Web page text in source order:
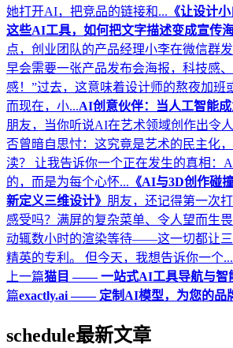
她打开AI，把竞品的链接和... 《让设计
这些AI工具，如何把文字描述变成宣传海
点，创业团队的产品经理小李在微信群
早会需要一张产品发布会海报，科技感
感！”过去，这意味着设计师的熬夜加班
而现在，小...AI创意伙伴：当人工智能
朋友，当你听说AI在艺术领域创作出令
否曾暗自思忖：这究竟是艺术的民主化
渎？ 让我告诉你一个正在发生的真相：
的，而是为每个心怀... 《AI与3D创作碰
新定义三维设计》 朋友，还记得第一次
感受吗？满屏的复杂菜单、令人望而生
动辄数小时的渲染等待——这一切都让
精英的专利。 但今天，我想告诉你一个...
上一篇猫目 —— 一站式AI工具导航与智
篇exactly.ai —— 定制AI模型，为您的品
schedule最新文章